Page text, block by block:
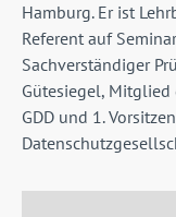
Hamburg. Er ist
Referent auf
Sachverständiger
Gütesiegel, Mitglied
GDD und 1.